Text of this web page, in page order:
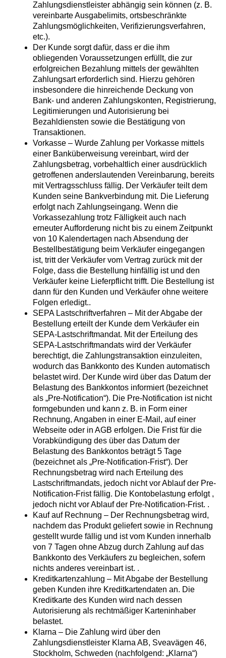
Zahlungsdienstleister abhängig sein können (z. B.
vereinbarte Ausgabelimits, ortsbeschränkte
Zahlungsmöglichkeiten, Verifizierungsverfahren,
etc.).
Der Kunde sorgt dafür, dass er die ihm
obliegenden Voraussetzungen erfüllt, die zur
erfolgreichen Bezahlung mittels der gewählten
Zahlungsart erforderlich sind. Hierzu gehören
insbesondere die hinreichende Deckung von
Bank- und anderen Zahlungskonten, Registrierung,
Legitimierungen und Autorisierung bei
Bezahldiensten sowie die Bestätigung von
Transaktionen.
Vorkasse – Wurde Zahlung per Vorkasse mittels
einer Banküberweisung vereinbart, wird der
Zahlungsbetrag, vorbehaltlich einer ausdrücklich
getroffenen anderslautenden Vereinbarung, bereits
mit Vertragsschluss fällig. Der Verkäufer teilt dem
Kunden seine Bankverbindung mit. Die Lieferung
erfolgt nach Zahlungseingang. Wenn die
Vorkassezahlung trotz Fälligkeit auch nach
erneuter Aufforderung nicht bis zu einem Zeitpunkt
von 10 Kalendertagen nach Absendung der
Bestellbestätigung beim Verkäufer eingegangen
ist, tritt der Verkäufer vom Vertrag zurück mit der
Folge, dass die Bestellung hinfällig ist und den
Verkäufer keine Lieferpflicht trifft. Die Bestellung ist
dann für den Kunden und Verkäufer ohne weitere
Folgen erledigt..
SEPA Lastschriftverfahren – Mit der Abgabe der
Bestellung erteilt der Kunde dem Verkäufer ein
SEPA-Lastschriftmandat. Mit der Erteilung des
SEPA-Lastschriftmandats wird der Verkäufer
berechtigt, die Zahlungstransaktion einzuleiten,
wodurch das Bankkonto des Kunden automatisch
belastet wird. Der Kunde wird über das Datum der
Belastung des Bankkontos informiert (bezeichnet
als „Pre-Notification“). Die Pre-Notification ist nicht
formgebunden und kann z. B. in Form einer
Rechnung, Angaben in einer E-Mail, auf einer
Webseite oder in AGB erfolgen. Die Frist für die
Vorabkündigung des über das Datum der
Belastung des Bankkontos beträgt 5 Tage
(bezeichnet als „Pre-Notification-Frist“). Der
Rechnungsbetrag wird nach Erteilung des
Lastschriftmandats, jedoch nicht vor Ablauf der Pre-
Notification-Frist fällig. Die Kontobelastung erfolgt ,
jedoch nicht vor Ablauf der Pre-Notification-Frist. .
Kauf auf Rechnung – Der Rechnungsbetrag wird,
nachdem das Produkt geliefert sowie in Rechnung
gestellt wurde fällig und ist vom Kunden innerhalb
von 7 Tagen ohne Abzug durch Zahlung auf das
Bankkonto des Verkäufers zu begleichen, sofern
nichts anderes vereinbart ist. .
Kreditkartenzahlung – Mit Abgabe der Bestellung
geben Kunden ihre Kreditkartendaten an. Die
Kreditkarte des Kunden wird nach dessen
Autorisierung als rechtmäßiger Karteninhaber
belastet.
Klarna – Die Zahlung wird über den
Zahlungsdienstleister Klarna AB, Sveavägen 46,
Stockholm, Schweden (nachfolgend: „Klarna“)